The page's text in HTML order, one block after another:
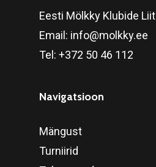
Eesti Mölkky Klubide Liit
Email: info@molkky.ee
Tel: +372 50 46 112
Navigatsioon
Mängust
Turniirid